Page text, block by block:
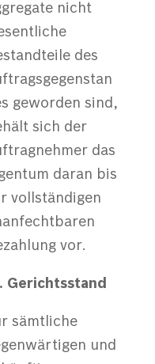
nicht
des
geworden sind,
sich der
das
daran bis
vollständigen
vor.
l. Gerichtsstand
sämtliche
und